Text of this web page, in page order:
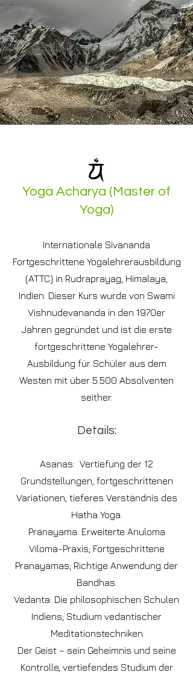
Yoga Acharya (Master of
Yoga)
Internationale Sivananda
Fortgeschrittene Yogalehrerausbildung
(ATTC) in Rudraprayag, Himalaya,
Indien. Dieser Kurs wurde von Swami
Vishnudevananda in den 1970er
Jahren gegründet und ist die erste
fortgeschrittene Yogalehrer-
Ausbildung für Schüler aus dem
Westen mit über 5.500 Absolventen
seither.
Details:
Asanas: Vertiefung der 12
Grundstellungen, fortgeschrittenen
Variationen, tieferes Verständnis des
Hatha Yoga.
Pranayama: Erweiterte Anuloma
Viloma-Praxis; Fortgeschrittene
Pranayamas; Richtige Anwendung der
Bandhas.
Vedanta: Die philosophischen Schulen
Indiens; Studium vedantischer
Meditationstechniken
Der Geist – sein Geheimnis und seine
Kontrolle, vertiefendes Studium der